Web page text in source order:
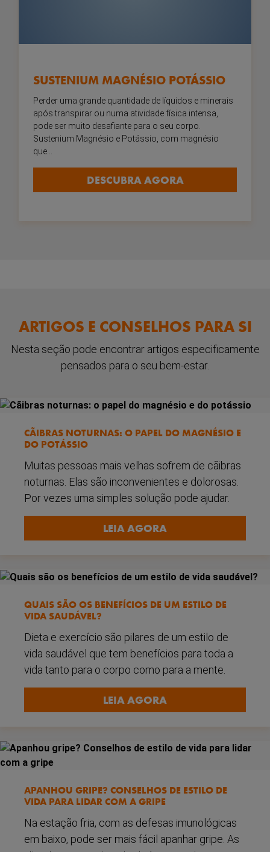
SUSTENIUM MAGNÉSIO POTÁSSIO
Perder uma grande quantidade de líquidos e minerais
após transpirar ou numa atividade física intensa,
pode ser muito desafiante para o seu corpo.
Sustenium Magnésio e Potássio, com magnésio
que...
DESCUBRA AGORA
ARTIGOS E CONSELHOS PARA SI
Nesta seção pode encontrar artigos especificamente
pensados para o seu bem-estar.
CÃIBRAS NOTURNAS: O PAPEL DO MAGNÉSIO E
DO POTÁSSIO
Muitas pessoas mais velhas sofrem de cãibras
noturnas. Elas são inconvenientes e dolorosas.
Por vezes uma simples solução pode ajudar.
LEIA AGORA
QUAIS SÃO OS BENEFÍCIOS DE UM ESTILO DE
VIDA SAUDÁVEL?
Dieta e exercício são pilares de um estilo de
vida saudável que tem benefícios para toda a
vida tanto para o corpo como para a mente.
LEIA AGORA
APANHOU GRIPE? CONSELHOS DE ESTILO DE
VIDA PARA LIDAR COM A GRIPE
Na estação fria, com as defesas imunológicas
em baixo, pode ser mais fácil apanhar gripe. As